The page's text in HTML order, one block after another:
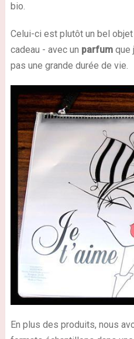
bio.
Celui-ci est plutôt un bel
cadeau - avec un parfumque
pas une grande durée de vie.
En plus des produits, nous